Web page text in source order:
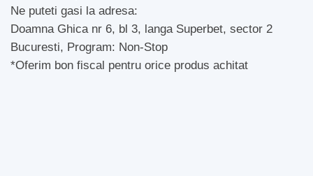
Ne puteti gasi la adresa:
Doamna Ghica nr 6, bl 3, langa Superbet, sector 2
Bucuresti, Program: Non-Stop
*Oferim bon fiscal pentru orice produs achitat